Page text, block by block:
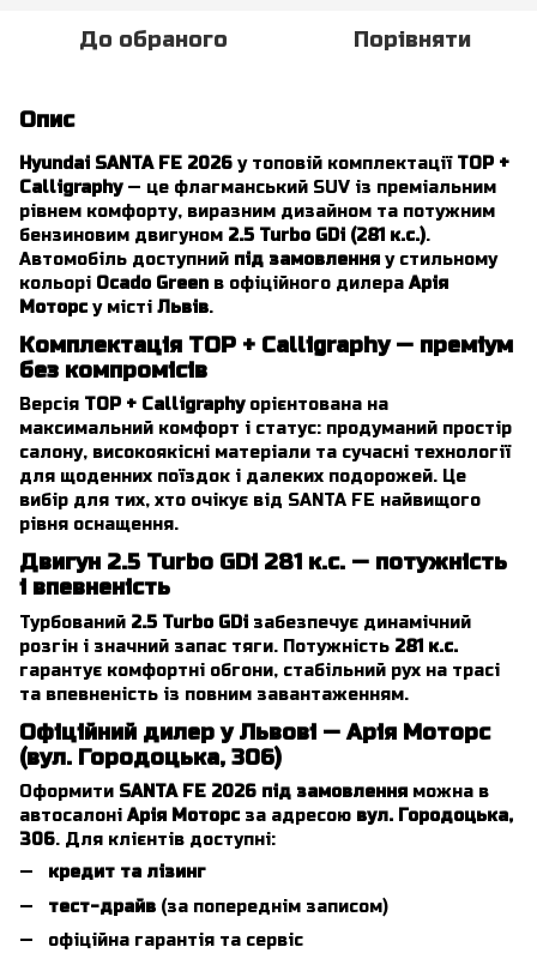
До обраного Порівняти
Опис
Hyundai SANTA FE 2026 у топовій комплектації TOP +
Calligraphy— це флагманський SUV із преміальним
рівнем комфорту, виразним дизайном та потужним
бензиновим двигуном 2.5 Turbo GDi (281 к.с.).
Автомобіль доступний під замовлення у стильному
кольорі Ocado Green в офіційного дилера Арія
Моторс у місті Львів.
Комплектація TOP + Calligraphy — преміум
без компромісів
Версія TOP + Calligraphyорієнтована на
максимальний комфорт і статус: продуманий простір
салону, високоякісні матеріали та сучасні технології
для щоденних поїздок і далеких подорожей. Це
вибір для тих, хто очікує від SANTA FE найвищого
рівня оснащення.
Двигун 2.5 Turbo GDi 281 к.с. — потужність
і впевненість
Турбований 2.5 Turbo GDi забезпечує динамічний
розгін і значний запас тяги. Потужність 281 к.с.
гарантує комфортні обгони, стабільний рух на трасі
та впевненість із повним завантаженням.
Офіційний дилер у Львові — Арія Моторс
(вул. Городоцька, 306)
Оформити SANTA FE 2026 під замовлення можна в
автосалоні Арія Моторс за адресою вул. Городоцька,
306. Для клієнтів доступні:
кредит та лізинг
тест-драйв (за попереднім записом)
офіційна гарантія та сервіс